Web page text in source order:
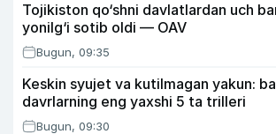
Tojikiston qo‘shni davlatlardan uch
yonilg‘i sotib oldi — OAV
Bugun, 09:35
Keskin syujet va kutilmagan yakun:
davrlarning eng yaxshi 5 ta trilleri
Bugun, 09:30